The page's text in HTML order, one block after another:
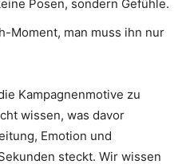
Posen, sondern Gefühle.
Moment, man muss ihn nur
Kampagnenmotive zu
wissen, was davor
Emotion und
steckt. Wir wissen